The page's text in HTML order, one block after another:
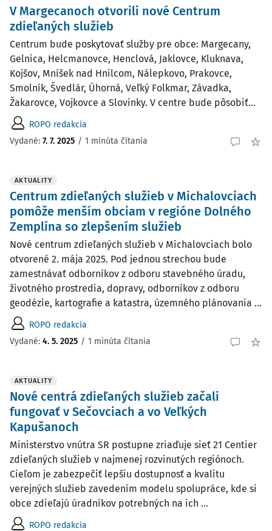
V Margecanoch otvorili nové Centrum
zdieľaných služieb
Centrum bude poskytovať služby pre obce: Margecany,
Gelnica, Helcmanovce, Henclová, Jaklovce, Kluknava,
Kojšov, Mníšek nad Hnilcom, Nálepkovo, Prakovce,
Smolník, Švedlár, Úhorná, Veľký Folkmar, Závadka,
Žakarovce, Vojkovce a Slovinky. V centre bude pôsobiť...
ROPO redakcia
Vydané: 7. 7. 2025 / 1 minúta čítania
AKTUALITY
Centrum zdieľaných služieb v Michalovciach
pomôže menším obciam v regióne Dolného
Zemplína so zlepšením služieb
Nové centrum zdieľaných služieb v Michalovciach bolo
otvorené 2. mája 2025. Pod jednou strechou bude
zamestnávať odborníkov z odboru stavebného úradu,
životného prostredia, dopravy, odborníkov z odboru
geodézie, kartografie a katastra, územného plánovania ...
ROPO redakcia
Vydané: 4. 5. 2025 / 1 minúta čítania
AKTUALITY
Nové centrá zdieľaných služieb začali
fungovať v Sečovciach a vo Veľkých
Kapušanoch
Ministerstvo vnútra SR postupne zriaďuje sieť 21 Centier
zdieľaných služieb v najmenej rozvinutých regiónoch.
Cieľom je zabezpečiť lepšiu dostupnosť a kvalitu
verejných služieb zavedením modelu spolupráce, kde si
obce zdieľajú úradníkov potrebných na ich ...
ROPO redakcia